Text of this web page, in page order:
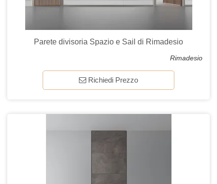
Parete divisoria Spazio e Sail di Rimadesio
Rimadesio
Richiedi Prezzo